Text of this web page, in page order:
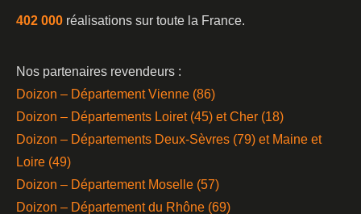
402 000 réalisations sur toute la France.
Nos partenaires revendeurs :
Doizon – Département Vienne (86)
Doizon – Départements Loiret (45) et Cher (18)
Doizon – Départements Deux-Sèvres (79) et Maine et
Loire (49)
Doizon – Département Moselle (57)
Doizon – Département du Rhône (69)